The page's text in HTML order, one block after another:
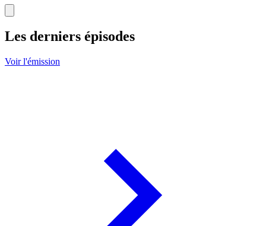
Les derniers épisodes
Voir l'émission